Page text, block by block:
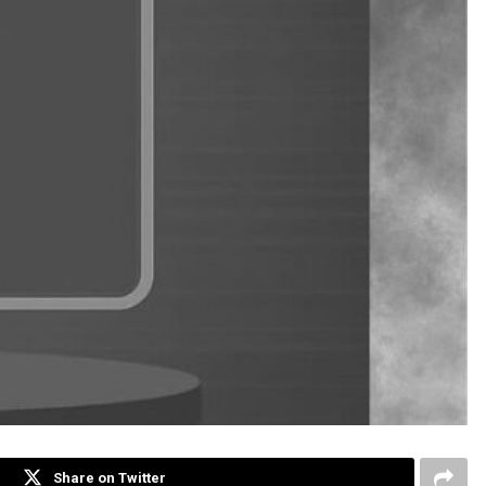
Share on Twitter